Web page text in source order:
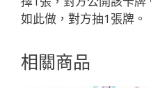
ー
ネ
靈
如此做，對方抽1張牌。
相關商品